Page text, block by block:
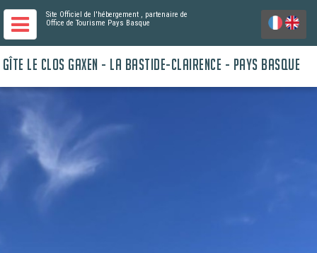
Site Officiel de l'hébergement , partenaire de
Office de Tourisme Pays Basque
GÎTE LE CLOS GAXEN - LA BASTIDE-CLAIRENCE - PAYS BASQUE